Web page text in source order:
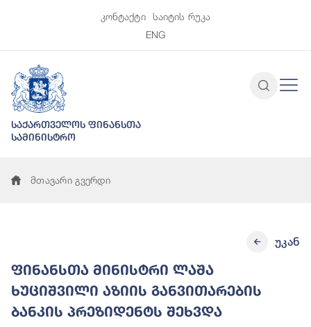
კონტაქტი
საიტის რუკა
ENG
საქართველოს ფინანსთა
სამინისტრო
მთავარი გვერდი
ფინანსთა მინისტრი ლაშა
ხუციშვილი აზიის განვითარების
ბანკის პრეზიდენტს შეხვდა
უკან